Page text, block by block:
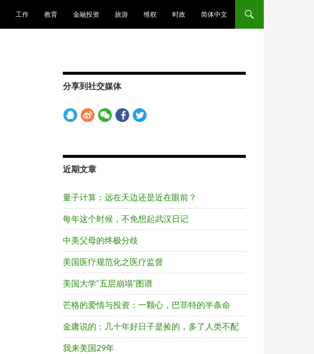
工作 教育 金融投资 旅游 维权 时政 简体中文
分享到社交媒体
近期文章
量子计算：远在天边还是近在眼前？
每年这个时候，不免想起武汉日记
中美父母的终极分歧
美国医疗规范化之医疗监督
美国大学“五层崩塌”图谱
芒格的爱情与投资：一颗心，巴菲特的半条命
金庸说的：几十年好日子是捡的，多了人类不配
我来美国29年